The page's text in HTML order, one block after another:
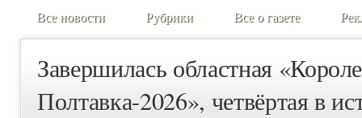
Все новости Рубрики Все о газете
Завершилась областная
Полтавка-2026», четвёртая в